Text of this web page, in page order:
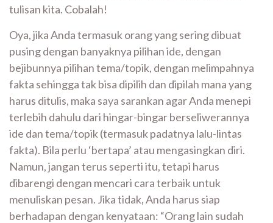
tulisan kita. Cobalah!
Oya, jika Anda termasuk orang yang sering dibuat
pusing dengan banyaknya pilihan ide, dengan
bejibunnya pilihan tema/topik, dengan melimpahnya
fakta sehingga tak bisa dipilih dan dipilah mana yang
harus ditulis, maka saya sarankan agar Anda menepi
terlebih dahulu dari hingar-bingar berseliwerannya
ide dan tema/topik (termasuk padatnya lalu-lintas
fakta). Bila perlu ‘bertapa’ atau mengasingkan diri.
Namun, jangan terus seperti itu, tetapi harus
dibarengi dengan mencari cara terbaik untuk
menuliskan pesan. Jika tidak, Anda harus siap
berhadapan dengan kenyataan: “Orang lain sudah